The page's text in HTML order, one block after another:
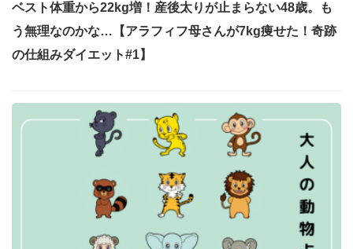
ベスト体重から22kg増！産後太りが止まらない48歳。も
う無理なのかな…【アラフィフ母さんが7kg痩せた！奇跡
の仕組みダイエット#1】